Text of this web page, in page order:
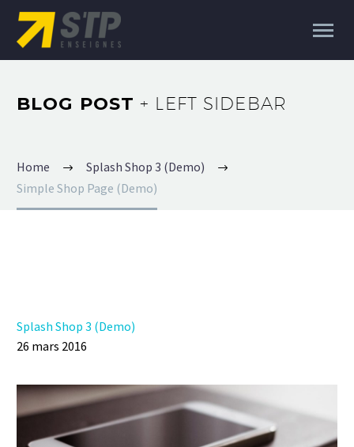
BLOG POST+ LEFT SIDEBAR
Home
Splash Shop 3 (Demo)
Simple Shop Page (Demo)
Splash Shop 3 (Demo)
26 mars 2016